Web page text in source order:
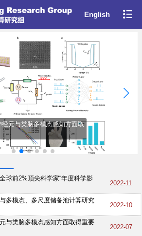
English 
联系我们
元与类脑多模态感知方面取
球前2%顶尖科学家“年度科学影
2022-11
多模态、多尺度储备池计算研究
2022-10
与类脑多模态感知方面取得重要
2022-07